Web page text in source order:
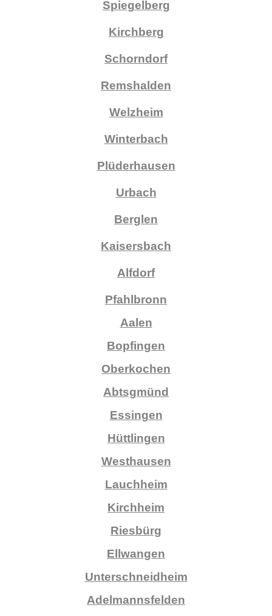
Spiegelberg
Kirchberg
Schorndorf
Remshalden
Welzheim
Winterbach
Plüderhausen
Urbach
Berglen
Kaisersbach
Alfdorf
Pfahlbronn
Aalen
Bopfingen
Oberkochen
Abtsgmünd
Essingen
Hüttlingen
Westhausen
Lauchheim
Kirchheim
Riesbürg
Ellwangen
Unterschneidheim
Adelmannsfelden